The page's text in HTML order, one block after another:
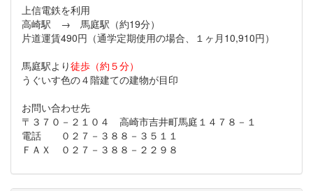
上信電鉄を利用
高崎駅 → 馬庭駅（約19分）
片道運賃490円（通学定期使用の場合、１ヶ月10,910円）
馬庭駅より徒歩（約５分）
うぐいす色の４階建ての建物が目印
お問い合わせ先
〒３７０－２１０４ 高崎市吉井町馬庭１４７８－１
電話 ０２７－３８８－３５１１
ＦＡＸ ０２７－３８８－２２９８